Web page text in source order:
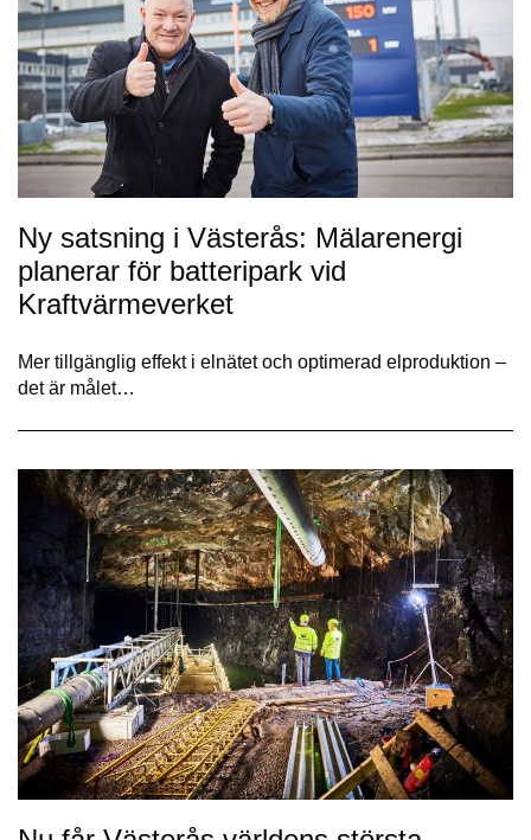
Ny satsning i Västerås: Mälarenergi
planerar för batteripark vid
Kraftvärmeverket
Mer tillgänglig effekt i elnätet och optimerad elproduktion –
det är målet…